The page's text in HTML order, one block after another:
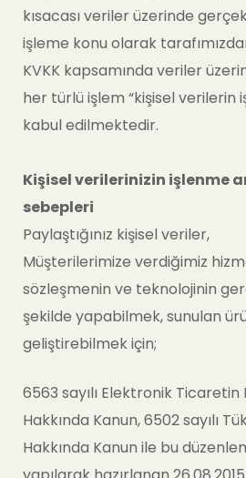
kısacası veriler üzerinde
işleme konu olarak
KVKK kapsamında veriler
her türlü işlem “kişisel verilerin
kabul edilmektedir.
Kişisel verilerinizin işlenme
sebepleri
Paylaştığınız kişisel veriler,
Müşterilerimize verdiğimiz
sözleşmenin ve teknolojinin
şekilde yapabilmek, sunulan
geliştirebilmek için;
6563 sayılı Elektronik
Hakkında Kanun, 6502 sayılı
Hakkında Kanun ile bu